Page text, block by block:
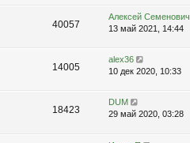
40057
Алексей Семенович
13 май 2021, 14:44
14005
alex36
10 дек 2020, 10:33
18423
DUM
29 май 2020, 03:28